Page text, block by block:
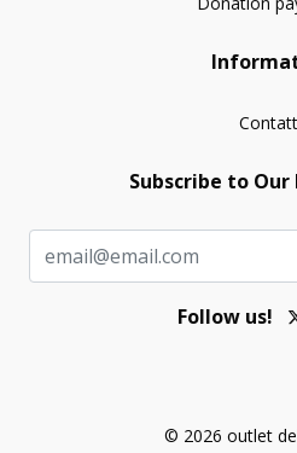
Subscribe to
Follow us!
© 2026 outlet